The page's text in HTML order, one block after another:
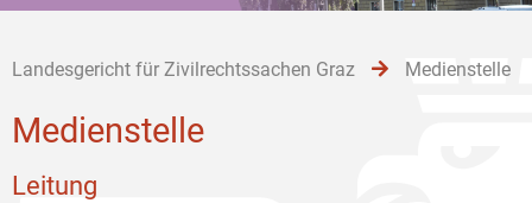
Landesgericht für Zivilrechtssachen Graz Medienstelle
Medienstelle
Leitung